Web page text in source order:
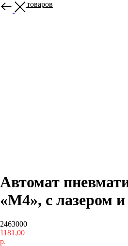
Больше товаров
Автомат
«М4», с лазером
2463000
1181,00
р.